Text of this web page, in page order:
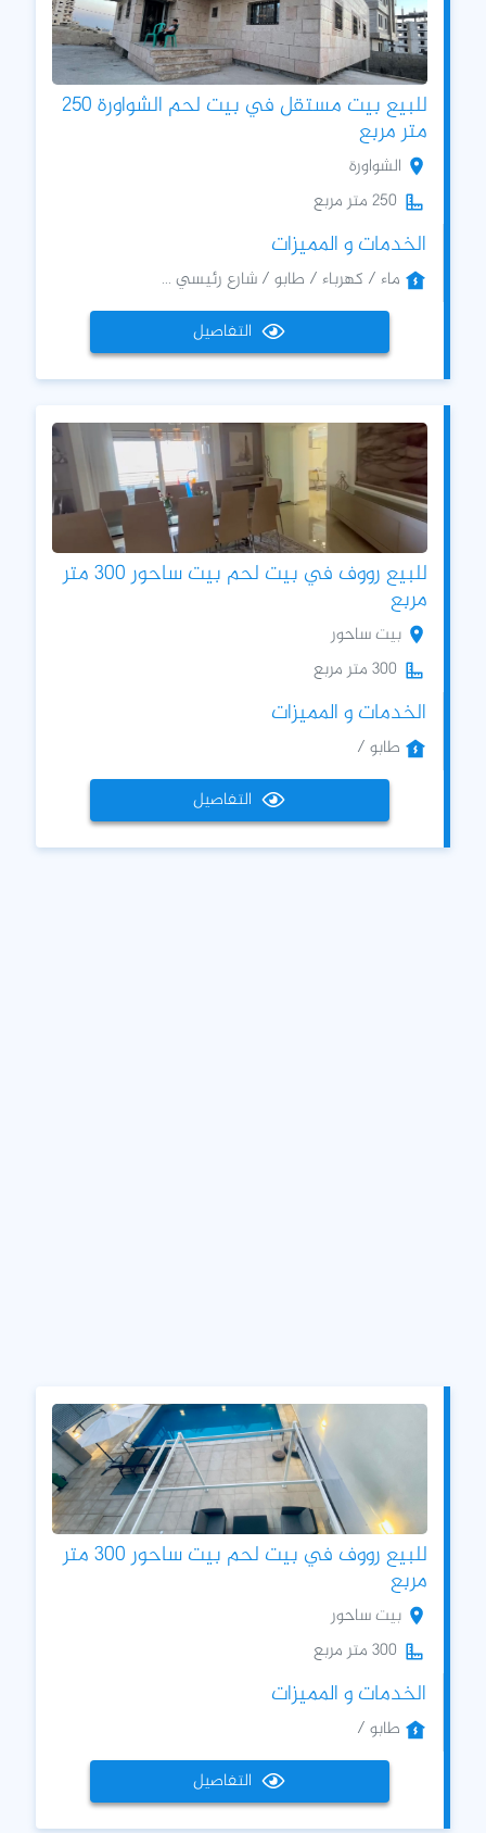
للبيع بيت مستقل في بيت لحم الشواورة 250
متر مربع
الشواورة
250 متر مربع
الخدمات و المميزات
ماء / كهرباء / طابو / شارع رئيسي ...
التفاصيل
للبيع رووف في بيت لحم بيت ساحور 300 متر
مربع
بيت ساحور
300 متر مربع
الخدمات و المميزات
طابو /
التفاصيل
للبيع رووف في بيت لحم بيت ساحور 300 متر
مربع
بيت ساحور
300 متر مربع
الخدمات و المميزات
طابو /
التفاصيل